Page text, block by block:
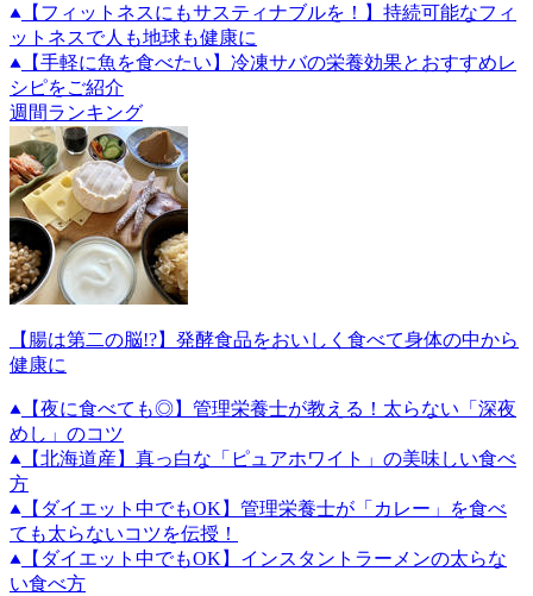
【フィットネスにもサスティナブルを！】持続可能なフィ
ットネスで人も地球も健康に
【手軽に魚を食べたい】冷凍サバの栄養効果とおすすめレ
シピをご紹介
週間ランキング
【腸は第二の脳!?】発酵食品をおいしく食べて身体の中から
健康に
【夜に食べても◎】管理栄養士が教える！太らない「深夜
めし」のコツ
【北海道産】真っ白な「ピュアホワイト」の美味しい食べ
方
【ダイエット中でもOK】管理栄養士が「カレー」を食べ
ても太らないコツを伝授！
【ダイエット中でもOK】インスタントラーメンの太らな
い食べ方